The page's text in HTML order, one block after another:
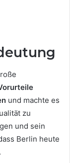
und machte es
zu
und sein
Berlin heute